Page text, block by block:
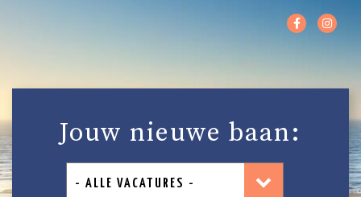
Jouw nieuwe baan: